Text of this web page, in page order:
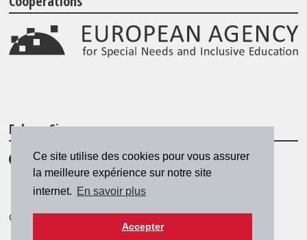
Ce site utilise des cookies pour vous assurer
la meilleure expérience sur notre site
internet. En savoir plus
Accepter
Folgen Sie uns
© 2026 SZH/CSPS|csps@csps.ch